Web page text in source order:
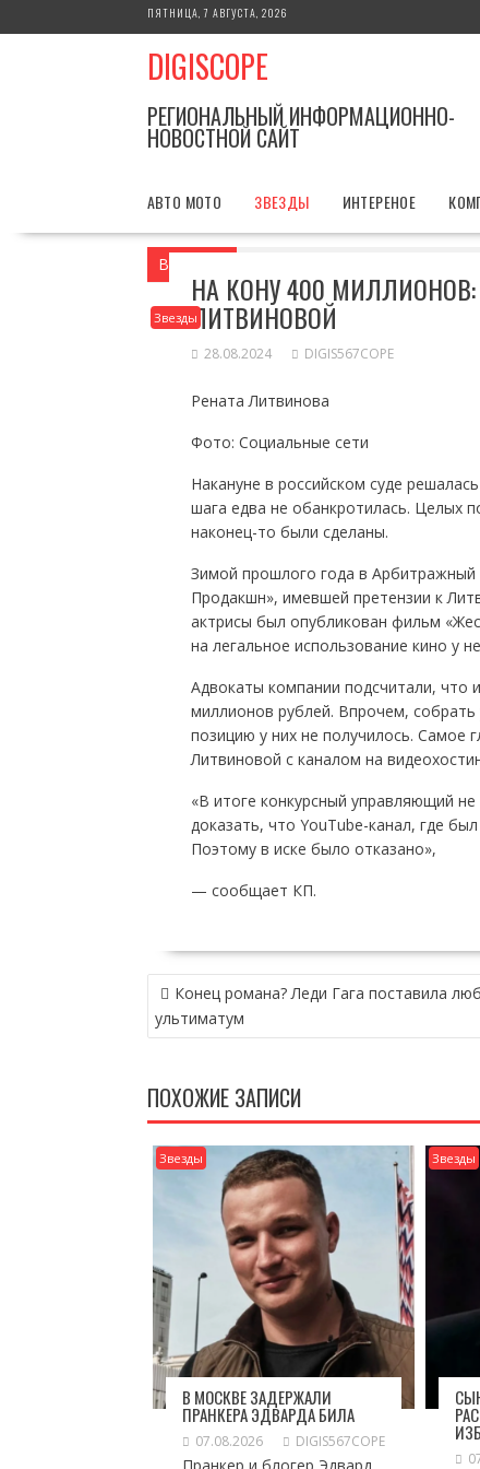
к
ПЯТНИЦА, 7 АВГУСТА, 2026
DIGISCOPE
РЕГИОНАЛЬНЫЙ ИНФОРМАЦИОННО-
НОВОСТНОЙ САЙТ
АВТО МОТО ЗВЕЗДЫ ИНТЕРЕНОЕ
Вы здесь
Звезды
НА КОНУ 400
ЛИТВИНОВОЙ
28.08.2024 DIGIS567COPE
Рената Литвинова
Фото: Социальные сети
Накануне в российском суде
шага едва не обанкротилась. Целых
наконец-то были сделаны.
Зимой прошлого года в
Продакшн», имевшей претензии к
актрисы был опубликован фильм
на легальное использование кино у
Адвокаты компании подсчитали, что
миллионов рублей. Впрочем,
позицию у них не получилось. Самое
Литвиновой с каналом на
«В итоге конкурсный управляющий
доказать, что YouTube-канал, где
Поэтому в иске было отказано»,
— сообщает КП.
НАВИГАЦИЯ
ПО
ЗАПИСЯМ
Конец романа? Леди Гага поставила
ультиматум
ПОХОЖИЕ ЗАПИСИ
Звезды
В МОСКВЕ ЗАДЕРЖАЛИ
ПРАНКЕРА ЭДВАРДА БИЛА
07.08.2026 DIGIS567COPE
Звезды